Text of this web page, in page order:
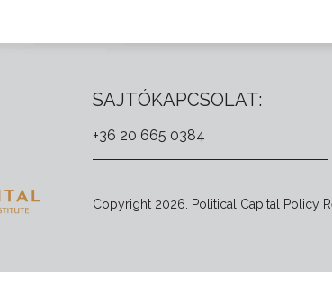
SAJTÓKAPCSOLAT:
+36 20 665 0384
Copyright 2026. Political Capital Policy